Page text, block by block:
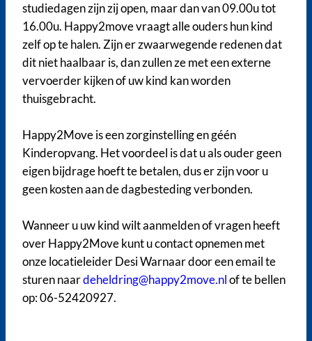
studiedagen zijn zij open, maar dan van 09.00u tot
16.00u. Happy2move vraagt alle ouders hun kind
zelf op te halen. Zijn er zwaarwegende redenen dat
dit niet haalbaar is, dan zullen ze met een externe
vervoerder kijken of uw kind kan worden
thuisgebracht.
Happy2Move is een zorginstelling en géén
Kinderopvang. Het voordeel is dat u als ouder geen
eigen bijdrage hoeft te betalen, dus er zijn voor u
geen kosten aan de dagbesteding verbonden.
Wanneer u uw kind wilt aanmelden of vragen heeft
over Happy2Move kunt u contact opnemen met
onze locatieleider Desi Warnaar door een email te
sturen naardeheldring@happy2move.nlof te bellen
op: 06-52420927.